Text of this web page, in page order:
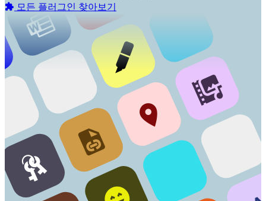
모든 플러그인 찾아보기